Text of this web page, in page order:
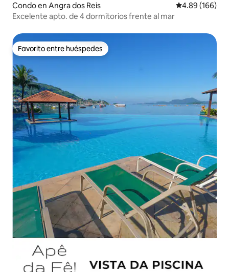
Condo en Angra dos Reis Calificación
4.89 (166)
Excelente apto. de 4 dormitorios frente al mar
Favorito entre huéspedes
Favorito entre huéspedes